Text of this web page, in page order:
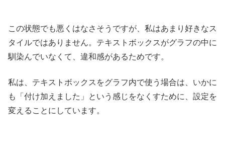
この状態でも悪くはなさそうですが、私はあまり好きなス
タイルではありません。テキストボックスがグラフの中に
馴染んでいなくて、違和感があるためです。
私は、テキストボックスをグラフ内で使う場合は、いかに
も「付け加えました」という感じをなくすために、設定を
変えることにしています。